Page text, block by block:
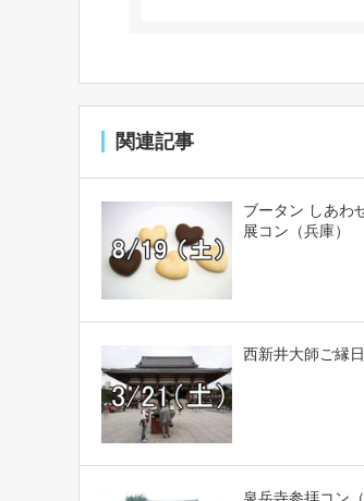
関連記事
ブータン しあわ
展コン（兵庫）
西新井大師ご縁